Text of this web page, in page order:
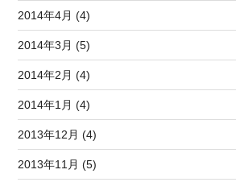
2014年4月 (4)
2014年3月 (5)
2014年2月 (4)
2014年1月 (4)
2013年12月 (4)
2013年11月 (5)